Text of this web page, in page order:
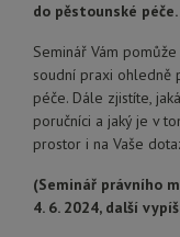
do pěstounské péče.
Seminář Vám
soudní praxi ohledně
péče. Dále zjistíte,
poručníci a jaký je v
prostor i na Vaše
(Seminář právního
4. 6. 2024, další